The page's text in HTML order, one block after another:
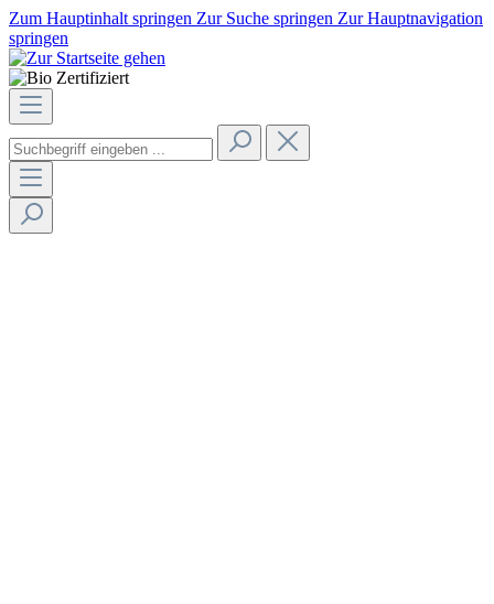
Zum Hauptinhalt springen Zur Suche springen Zur Hauptnavigation
springen